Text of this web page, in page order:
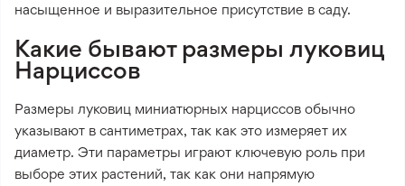
насыщенное и выразительное присутствие в саду.
Какие бывают размеры луковиц
Нарциссов
Размеры луковиц миниатюрных нарциссов обычно
указывают в сантиметрах, так как это измеряет их
диаметр. Эти параметры играют ключевую роль при
выборе этих растений, так как они напрямую